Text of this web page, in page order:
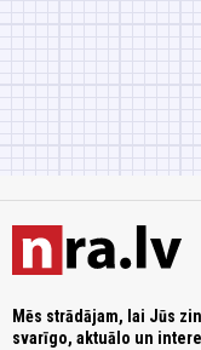
Mēs strādājam, lai Jūs
svarīgo, aktuālo un